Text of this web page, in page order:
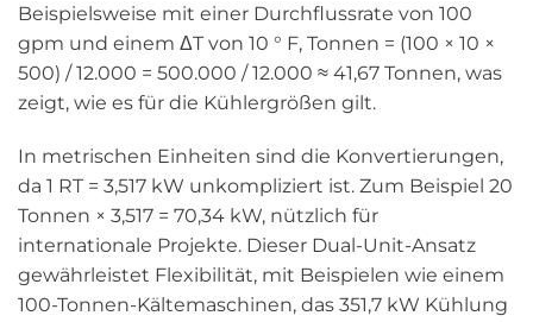
Beispielsweise mit einer Durchflussrate von 100
gpm und einem ΔT von 10 ° F, Tonnen = (100 × 10 ×
500) / 12.000 = 500.000 / 12.000 ≈ 41,67 Tonnen, was
zeigt, wie es für die Kühlergrößen gilt.
In metrischen Einheiten sind die Konvertierungen,
da 1 RT = 3,517 kW unkompliziert ist. Zum Beispiel 20
Tonnen × 3,517 = 70,34 kW, nützlich für
internationale Projekte. Dieser Dual-Unit-Ansatz
gewährleistet Flexibilität, mit Beispielen wie einem
100-Tonnen-Kältemaschinen, das 351,7 kW Kühlung